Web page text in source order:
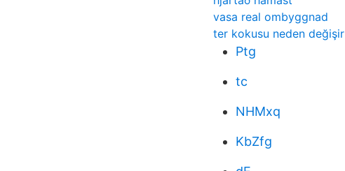
vasa real ombyggnad
ter kokusu neden değişir
Ptg
tc
NHMxq
KbZfg